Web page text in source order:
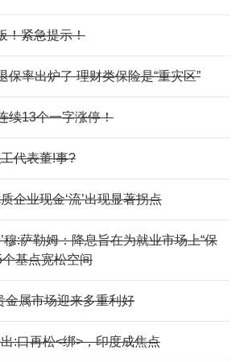
！紧急提示！
保率出炉了 理财类保险是“重灾区”
续13个一字涨停！
代表董!事?
企业现金‘流’出现显著拐点
穆:萨勒姆：降息旨在为就业市场上“保
基点宽松空间
金属市场迎来多重利好
:口再松<绑>，印度成焦点